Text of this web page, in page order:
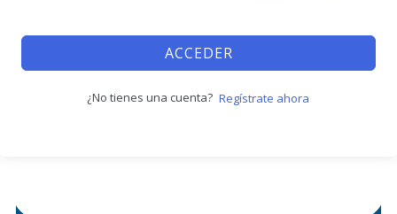
ACCEDER
¿No tienes una cuenta? Regístrate ahora